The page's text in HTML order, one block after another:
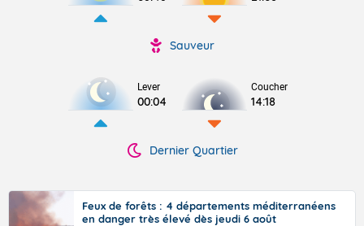
Sauveur
Lever
00:04
Coucher
14:18
Dernier Quartier
Feux de forêts : 4 départements méditerranéens
en danger très élevé dès jeudi 6 août